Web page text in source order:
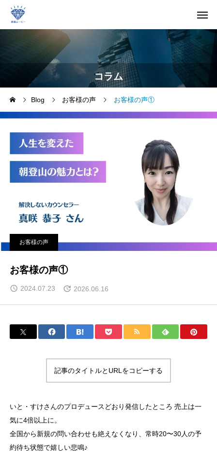
コラム
Blog お客様の声 お客様の声①
お客様の声
お客様の声①
2024.07.23 2026.06.16
記事のタイトルとURLをコピーする
いと・すけさんのプロデュースどおり発信したところ 売上は一
気に4倍以上に。
全国から新規の問い合わせも絶えなくなり、常時20〜30人の予
約待ち状態で嬉しい悲鳴♪